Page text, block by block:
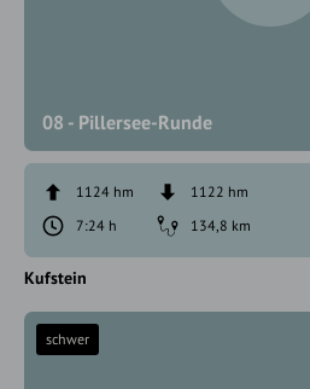
08 - Pillersee-Runde
1124 hm
1122 hm
7:24 h
134,8 km
Kufstein
schwer